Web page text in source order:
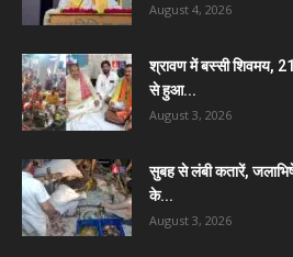
August 4, 2026
श्रावण में बस्सी शिवमय,
से हुआ...
August 3, 2026
सुबह से लंबी कतारें,
के...
August 3, 2026